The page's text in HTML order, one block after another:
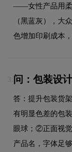
——女性产品用柔
（黑蓝灰），
色增加印刷成本
3. 问：包装设
答：提升包装货
有明显色差的包
眼球；②正面视
产品名，字体足